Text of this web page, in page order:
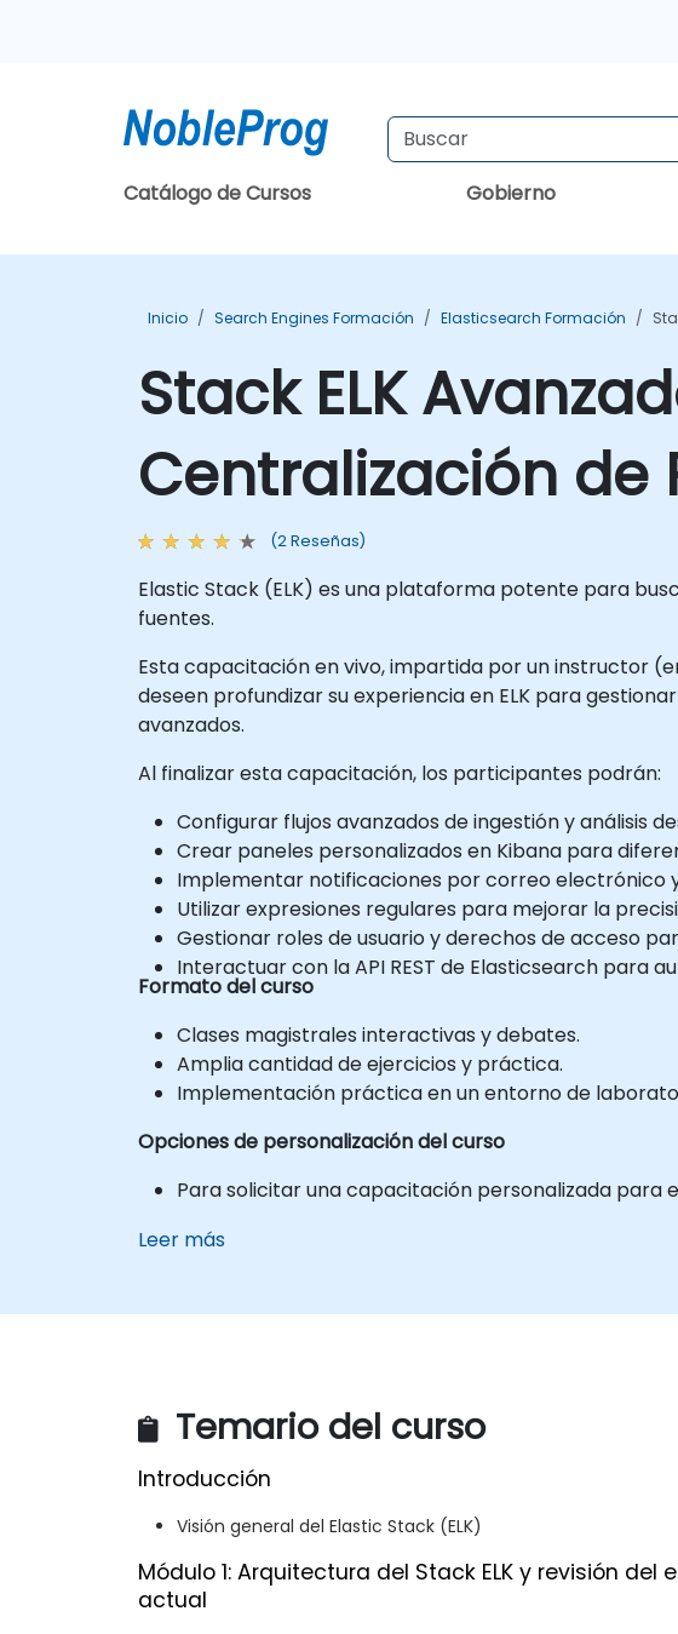
Catálogo de Cursos Gobierno
Inicio Search Engines Formación Elasticsearch Formación
Stack ELK
Centralización de
(2 Reseñas)
Elastic Stack (ELK) es una plataforma potente para
fuentes.
Esta capacitación en vivo, impartida por un instructor
deseen profundizar su experiencia en ELK para
avanzados.
Al finalizar esta capacitación, los participantes podrán:
Configurar flujos avanzados de ingestión y análisis
Crear paneles personalizados en Kibana para
Implementar notificaciones por correo electrónico
Utilizar expresiones regulares para mejorar la
Gestionar roles de usuario y derechos de acceso
Interactuar con la API REST de Elasticsearch para
Formato del curso
Clases magistrales interactivas y debates.
Amplia cantidad de ejercicios y práctica.
Implementación práctica en un entorno de
Opciones de personalización del curso
Para solicitar una capacitación personalizada
Leer más
Temario del curso
Introducción
Visión general del Elastic Stack (ELK)
Módulo 1: Arquitectura del Stack ELK y revisión del
actual